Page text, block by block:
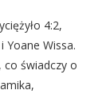
4:2,
Wissa.
co świadczy o